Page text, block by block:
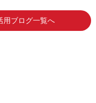
用ブログ一覧へ